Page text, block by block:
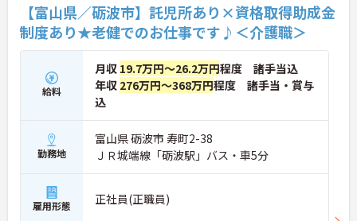
【富山県／砺波市】託児所あり×資格取得助成金
制度あり★老健でのお仕事です♪＜介護職＞
給料
月収 19.7万円～26.2万円程度 諸手当込
年収 276万円～368万円程度 諸手当・賞与
込
勤務地
富山県 砺波市 寿町2-38
ＪＲ城端線「砺波駅」バス・車5分
雇用形態 正社員(正職員)